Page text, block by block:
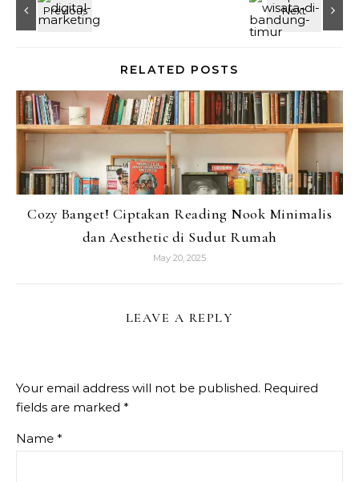
RELATED POSTS
Cozy Banget! Ciptakan Reading Nook Minimalis
dan Aesthetic di Sudut Rumah
May 20, 2025
LEAVE A REPLY
Your email address will not be published. Required
fields are marked *
Name *